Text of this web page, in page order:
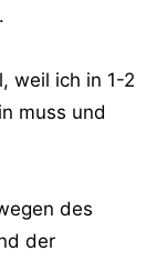
nächstes jahr
sich finanziell
weil ich in 1-2
muss und
des
der